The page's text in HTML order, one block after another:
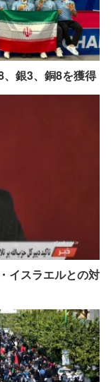
銀3、銅8を獲得
イスラエルとの対